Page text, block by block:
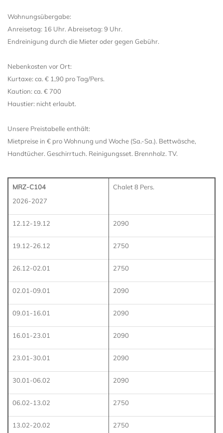
Wohnungsübergabe:
Anreisetag: 16 Uhr. Abreisetag: 9 Uhr.
Endreinigung durch die Mieter oder gegen Gebühr.
Nebenkosten vor Ort:
Kurtaxe: ca. € 1,90 pro Tag/Pers.
Kaution: ca. € 700
Haustier: nicht erlaubt.
Unsere Preistabelle enthält:
Mietpreise in € pro Wohnung und Woche (Sa.-Sa.). Bettwäsche,
Handtücher. Geschirrtuch. Reinigungsset. Brennholz. TV.
MRZ-C104
2026-2027
Chalet 8 Pers.
12.12-19.12 2090
19.12-26.12 2750
26.12-02.01 2750
02.01-09.01 2090
09.01-16.01 2090
16.01-23.01 2090
23.01-30.01 2090
30.01-06.02 2090
06.02-13.02 2750
13.02-20.02 2750